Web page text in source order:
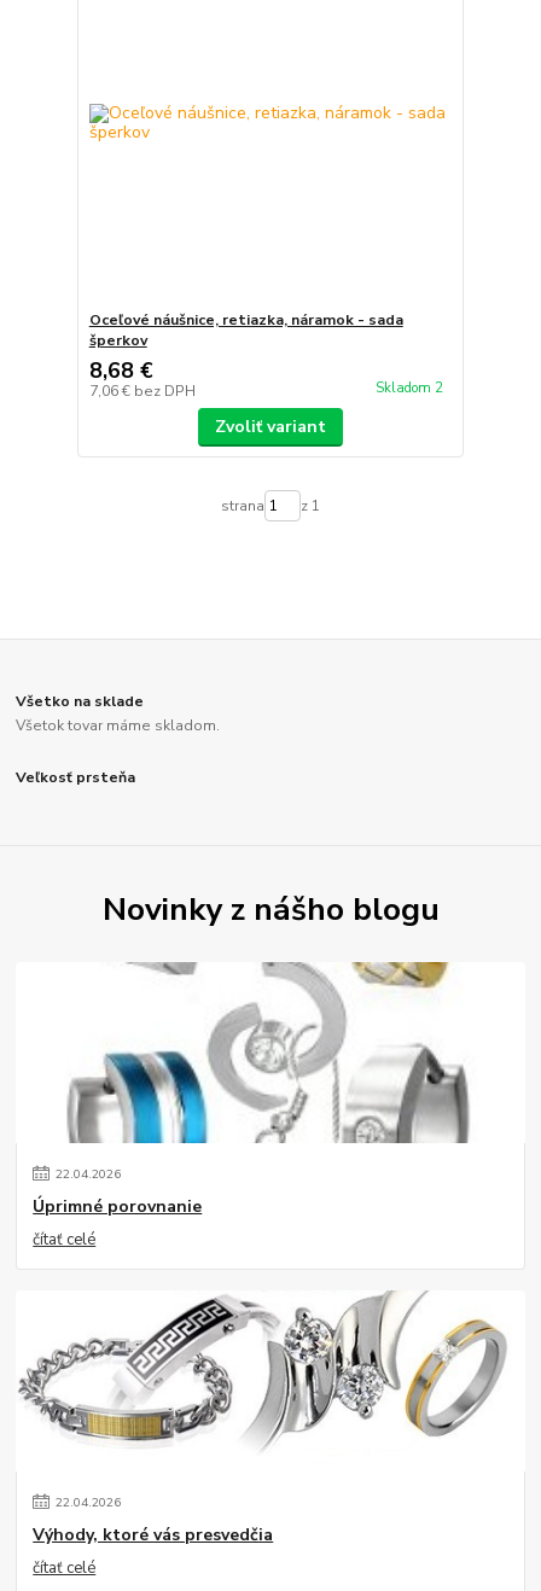
Oceľové náušnice, retiazka, náramok - sada
šperkov
8,68 €
7,06 € bez DPH Skladom 2
Zvoliť variant
strana z 1
Všetko na sklade
Všetok tovar máme skladom.
Veľkosť prsteňa
Novinky z nášho blogu
22.04.2026
Úprimné porovnanie
čítať celé
22.04.2026
Výhody, ktoré vás presvedčia
čítať celé